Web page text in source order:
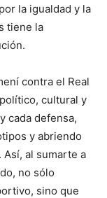
la igualdad y la
tiene la
contra el Real
cultural y
cada defensa,
y abriendo
al sumarte a
no sólo
sino que